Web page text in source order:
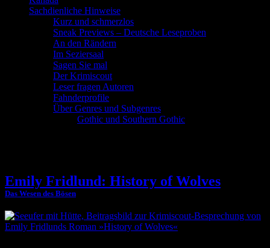
Sachdienliche Hinweise
Kurz und schmerzlos
Sneak Previews – Deutsche Leseproben
An den Rändern
Im Seziersaal
Sagen Sie mal
Der Krimiscout
Leser fragen Autoren
Fahnderprofile
Über Genres und Subgenres
Gothic und Southern Gothic
Emily Fridlund: History of Wolves
Das Wesen des Bösen